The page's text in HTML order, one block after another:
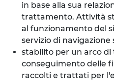
in base alla sua
trattamento. Attività
al funzionamento del
servizio di
stabilito per un arco
conseguimento delle
raccolti e trattati per